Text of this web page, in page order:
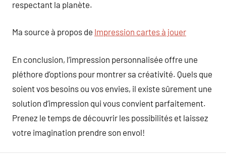
respectant la planète.
Ma source à propos de Impression cartes à jouer
En conclusion, l’impression personnalisée offre une
pléthore d’options pour montrer sa créativité. Quels que
soient vos besoins ou vos envies, il existe sûrement une
solution d’impression qui vous convient parfaitement.
Prenez le temps de découvrir les possibilités et laissez
votre imagination prendre son envol!